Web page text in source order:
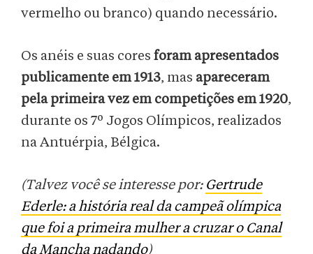
vermelho ou branco) quando necessário.
Os anéis e suas cores foram apresentados
publicamente em 1913, mas apareceram
pela primeira vez em competições em 1920,
durante os 7º Jogos Olímpicos, realizados
na Antuérpia, Bélgica.
(Talvez você se interesse por: Gertrude
Ederle: a história real da campeã olímpica
que foi a primeira mulher a cruzar o Canal
da Mancha nadando)